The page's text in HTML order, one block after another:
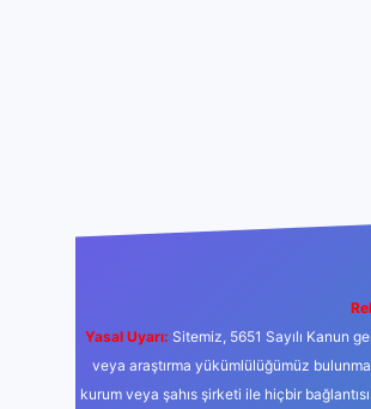
Yasal Uyarı: Sitemiz, 5651 Sayılı Kanun
veya araştırma yükümlülüğümüz
kurum veya şahıs şirketi ile hiçbir